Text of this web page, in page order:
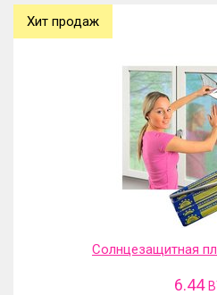
Хит продаж
Солнцезащитная
6.44